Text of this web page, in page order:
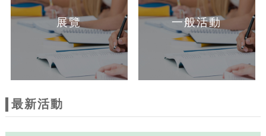
展覽 一般活動
最新活動